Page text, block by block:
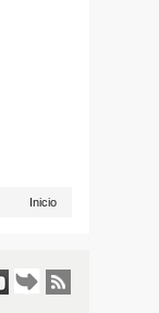
Inicio